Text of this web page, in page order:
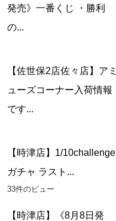
発売》一番くじ ・勝利
の...
【佐世保2店佐々店】アミ
ューズコーナー入荷情報
です...
【時津店】1/10challenge
ガチャ ラスト...
33件のビュー
【時津店】《8月8日発